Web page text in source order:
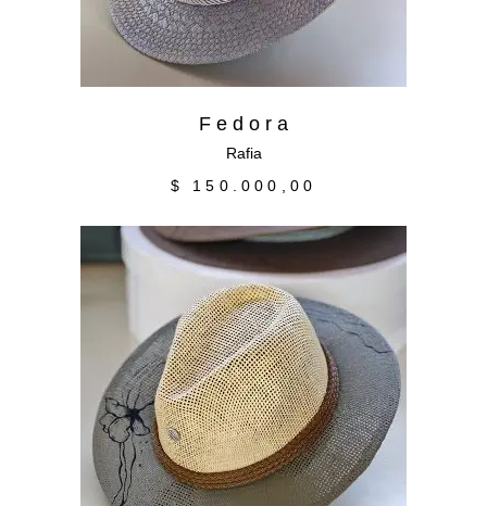
F e d o r a
Rafia
$
150.000,00
Añadir al carrito